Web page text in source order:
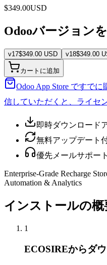
$349.00USD
Odooバージョン
v17$349.00 USD v18$349.00
カートに追加
Odoo App Store ですで
信していただくと、ライセ
即時ダウンロード
無料アップデート
優先メールサポート
Enterprise-Grade Recharge
Automation & Analytics
インストールの概
1
ECOSIREからダ